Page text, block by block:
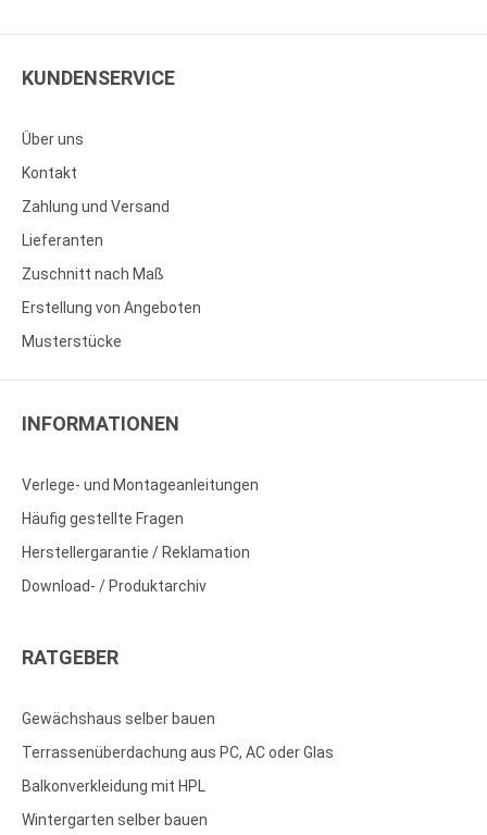
KUNDENSERVICE
Über uns
Kontakt
Zahlung und Versand
Lieferanten
Zuschnitt nach Maß
Erstellung von Angeboten
Musterstücke
INFORMATIONEN
Verlege- und Montageanleitungen
Häufig gestellte Fragen
Herstellergarantie / Reklamation
Download- / Produktarchiv
RATGEBER
Gewächshaus selber bauen
Terrassenüberdachung aus PC, AC oder Glas
Balkonverkleidung mit HPL
Wintergarten selber bauen